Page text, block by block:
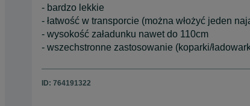
- bardzo lekkie
- łatwość w transporcie (można włożyć jeden
- wysokość załadunku nawet do 110cm
- wszechstronne zastosowanie (koparki/
ID: 764191322